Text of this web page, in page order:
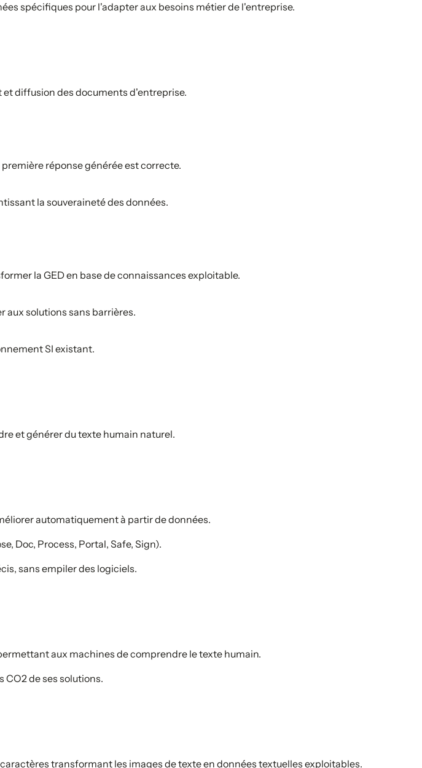
spécifiques pour l'adapter aux besoins métier de l'entreprise.
diffusion des documents d'entreprise.
réponse générée est correcte.
la souveraineté des données.
la GED en base de connaissances exploitable.
aux solutions sans barrières.
SI existant.
et générer du texte humain naturel.
automatiquement à partir de données.
Doc, Process, Portal, Safe, Sign).
sans empiler des logiciels.
aux machines de comprendre le texte humain.
CO2 de ses solutions.
transformant les images de texte en données textuelles exploitables.